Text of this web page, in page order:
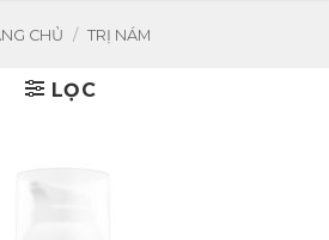
CHỦ / TRỊ NÁM
LỌC